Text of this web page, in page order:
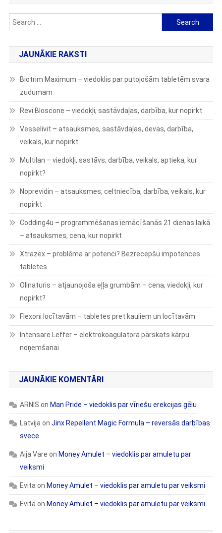
Search
for:
JAUNĀKIE RAKSTI
Biotrim Maximum – viedoklis par putojošām tabletēm svara
zudumam
Revi Bloscone – viedokļi, sastāvdaļas, darbība, kur nopirkt
Vesselivit – atsauksmes, sastāvdaļas, devas, darbība,
veikals, kur nopirkt
Multilan – viedokļi, sastāvs, darbība, veikals, aptieka, kur
nopirkt?
Noprevidin – atsauksmes, celtniecība, darbība, veikals, kur
nopirkt
Codding4u – programmēšanas iemācīšanās 21 dienas laikā
– atsauksmes, cena, kur nopirkt
Xtrazex – problēma ar potenci? Bezrecepšu impotences
tabletes
Olinaturis – atjaunojoša eļļa grumbām – cena, viedokļi, kur
nopirkt?
Flexoni locītavām – tabletes pret kauliem un locītavām
Intensare Leffer – elektrokoagulatora pārskats kārpu
noņemšanai
JAUNĀKIE KOMENTĀRI
ARNIS on Man Pride – viedoklis par vīriešu erekcijas gēlu
Latvija on Jinx Repellent Magic Formula – reversās darbības
svece
Aija Vare on Money Amulet – viedoklis par amuletu par
veiksmi
Evita on Money Amulet – viedoklis par amuletu par veiksmi
Evita on Money Amulet – viedoklis par amuletu par veiksmi